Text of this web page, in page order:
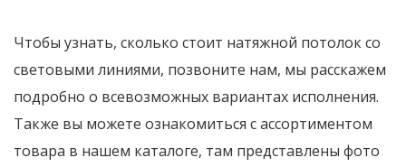
Чтобы узнать, сколько стоит натяжной потолок со
световыми линиями, позвоните нам, мы расскажем
подробно о всевозможных вариантах исполнения.
Также вы можете ознакомиться с ассортиментом
товара в нашем каталоге, там представлены фото